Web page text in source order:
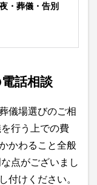
・葬儀・告別
話相談
儀場選びのご相
行う上での費
かわること全般
点がございまし
付けください。